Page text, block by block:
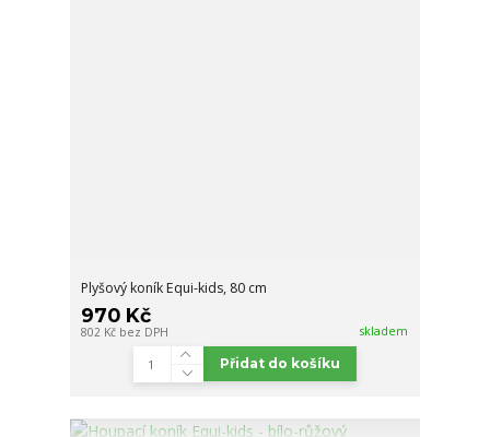
Plyšový koník Equi-kids, 80 cm
970 Kč
802 Kč bez DPH skladem
Přidat do košíku